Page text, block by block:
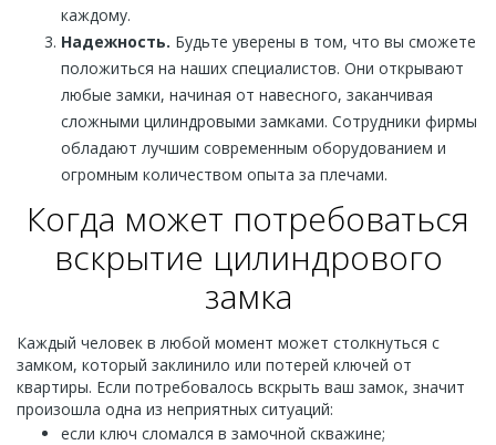
каждому.
Надежность. Будьте уверены в том, что вы сможете
положиться на наших специалистов. Они открывают
любые замки, начиная от навесного, заканчивая
сложными цилиндровыми замками. Сотрудники фирмы
обладают лучшим современным оборудованием и
огромным количеством опыта за плечами.
Когда может потребоваться
вскрытие цилиндрового
замка
Каждый человек в любой момент может столкнуться с
замком, который заклинило или потерей ключей от
квартиры. Если потребовалось вскрыть ваш замок, значит
произошла одна из неприятных ситуаций:
если ключ сломался в замочной скважине;